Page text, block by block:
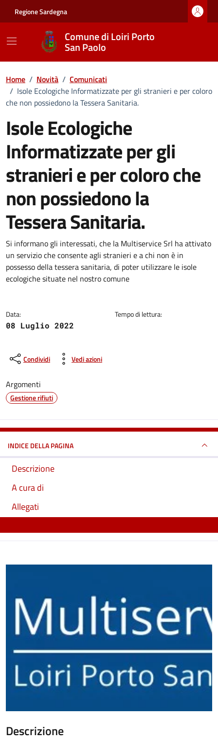
Regione Sardegna
Comune di Loiri Porto
San Paolo
Home / Novità / Comunicati
/ Isole Ecologiche Informatizzate per gli stranieri e per coloro
che non possiedono la Tessera Sanitaria.
Isole Ecologiche
Informatizzate per gli
stranieri e per coloro che
non possiedono la
Tessera Sanitaria.
Dettagli della notizia
Si informano gli interessati, che la Multiservice Srl ha attivato
un servizio che consente agli stranieri e a chi non è in
possesso della tessera sanitaria, di poter utilizzare le isole
ecologiche situate nel nostro comune
Data:
08 Luglio 2022
Tempo di lettura:
Condividi Vedi azioni
Argomenti
Gestione rifiuti
INDICE DELLA PAGINA
Descrizione
A cura di
Allegati
Descrizione